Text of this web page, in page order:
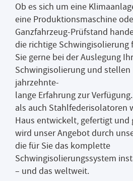
Ob es sich um eine
eine Produktionsmaschine
Ganzfahrzeug-Prüfstand
die richtige Schwingisolierung
Sie gerne bei der Auslegung
Schwingisolierung und stellen
jahrzehnte-
lange Erfahrung zur
als auch Stahlfederisolatoren
Haus entwickelt, gefertigt und
wird unser Angebot durch
die für Sie das komplette
Schwingisolierungssystem
– und das weltweit.